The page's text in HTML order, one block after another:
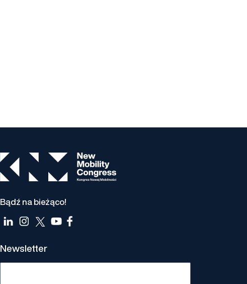
Bądź na bieżąco!
Newsletter